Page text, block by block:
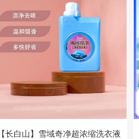
【长白山】雪域奇净超浓缩洗衣液